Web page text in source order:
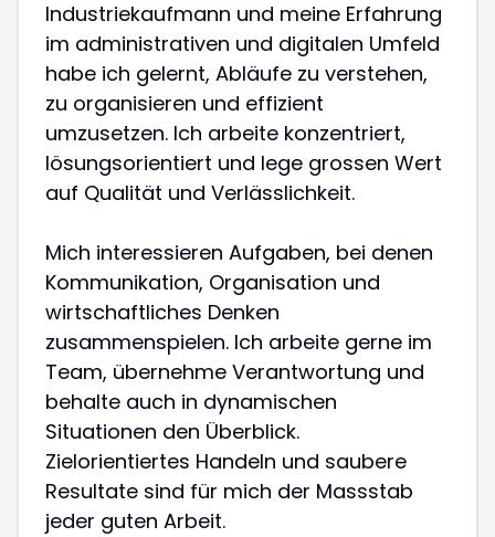
Industriekaufmann und meine Erfahrung
im administrativen und digitalen Umfeld
habe ich gelernt, Abläufe zu verstehen,
zu organisieren und effizient
umzusetzen. Ich arbeite konzentriert,
lösungsorientiert und lege grossen Wert
auf Qualität und Verlässlichkeit.
Mich interessieren Aufgaben, bei denen
Kommunikation, Organisation und
wirtschaftliches Denken
zusammenspielen. Ich arbeite gerne im
Team, übernehme Verantwortung und
behalte auch in dynamischen
Situationen den Überblick.
Zielorientiertes Handeln und saubere
Resultate sind für mich der Massstab
jeder guten Arbeit.